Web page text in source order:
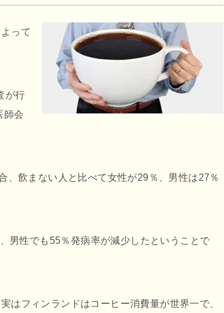
って
が行
師会
、飲まない人と比べて女性が29％、男性は27％
男性でも55％発病率が減少したということで
はフィンランドはコーヒー消費量が世界一で、